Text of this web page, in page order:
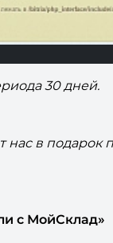
30 дней.
нас в подарок
с МойСклад»